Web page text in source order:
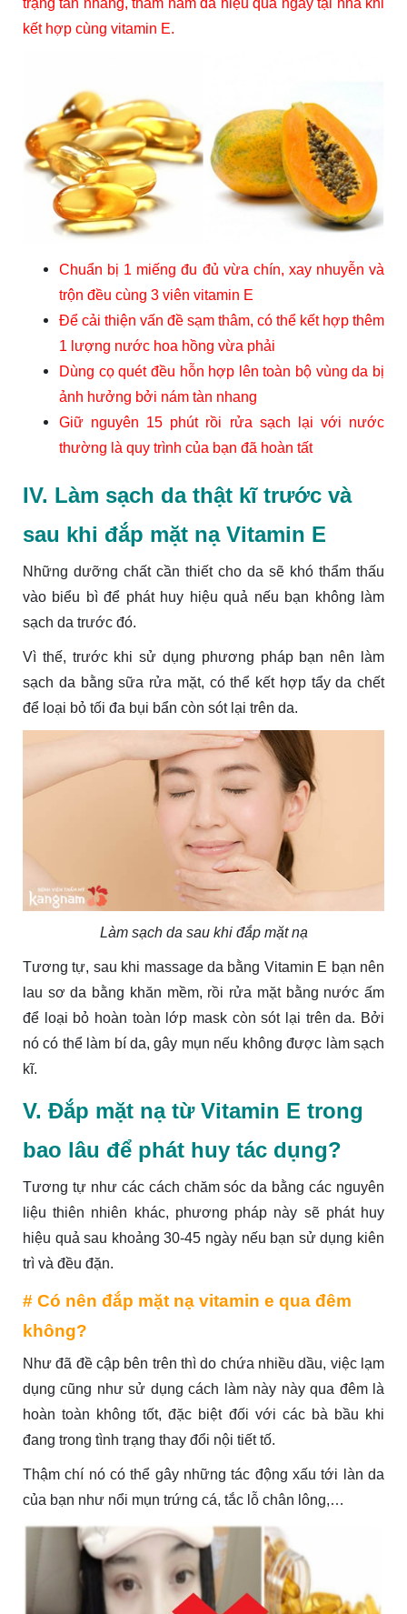
trạng tàn nhang, thâm nám da hiệu quả ngay tại nhà khi
kết hợp cùng vitamin E.
Chuẩn bị 1 miếng đu đủ vừa chín, xay nhuyễn và
trộn đều cùng 3 viên vitamin E
Để cải thiện vấn đề sạm thâm, có thể kết hợp thêm
1 lượng nước hoa hồng vừa phải
Dùng cọ quét đều hỗn hợp lên toàn bộ vùng da bị
ảnh hưởng bởi nám tàn nhang
Giữ nguyên 15 phút rồi rửa sạch lại với nước
thường là quy trình của bạn đã hoàn tất
IV. Làm sạch da thật kĩ trước và
sau khi đắp mặt nạ Vitamin E
Những dưỡng chất cần thiết cho da sẽ khó thẩm thấu
vào biểu bì để phát huy hiệu quả nếu bạn không làm
sạch da trước đó.
Vì thế, trước khi sử dụng phương pháp bạn nên làm
sạch da bằng sữa rửa mặt, có thể kết hợp tẩy da chết
để loại bỏ tối đa bụi bẩn còn sót lại trên da.
Làm sạch da sau khi đắp mặt nạ
Tương tự, sau khi massage da bằng Vitamin E bạn nên
lau sơ da bằng khăn mềm, rồi rửa mặt bằng nước ấm
để loại bỏ hoàn toàn lớp mask còn sót lại trên da. Bởi
nó có thể làm bí da, gây mụn nếu không được làm sạch
kĩ.
V. Đắp mặt nạ từ Vitamin E trong
bao lâu để phát huy tác dụng?
Tương tự như các cách chăm sóc da bằng các nguyên
liệu thiên nhiên khác, phương pháp này sẽ phát huy
hiệu quả sau khoảng 30-45 ngày nếu bạn sử dụng kiên
trì và đều đặn.
# Có nên đắp mặt nạ vitamin e qua đêm
không?
Như đã đề cập bên trên thì do chứa nhiều dầu, việc lạm
dụng cũng như sử dụng cách làm này này qua đêm là
hoàn toàn không tốt, đặc biệt đối với các bà bầu khi
đang trong tình trạng thay đổi nội tiết tố.
Thậm chí nó có thể gây những tác động xấu tới làn da
của bạn như nổi mụn trứng cá, tắc lỗ chân lông,…